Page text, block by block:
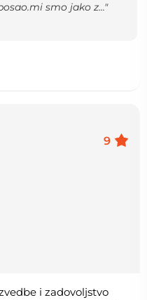
smo jako z..."
9
i zadovoljstvo